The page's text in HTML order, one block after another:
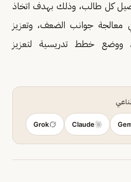
كل طالب، وذلك بهدف اتخاذ
معالجة جوانب الضعف، وتعزيز
ووضع خطط تدريسية لتعزيز
Claude
Grok